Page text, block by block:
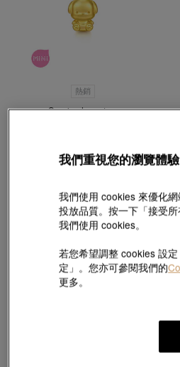
熱銷
Sanrio characters
我們重視您的瀏覽體驗
我們使用 cookies 來優化
投放品質。按一下「接受
我們使用 cookies。
若您希望調整 cookies 設
定」。您亦可參閱我們的
更多。